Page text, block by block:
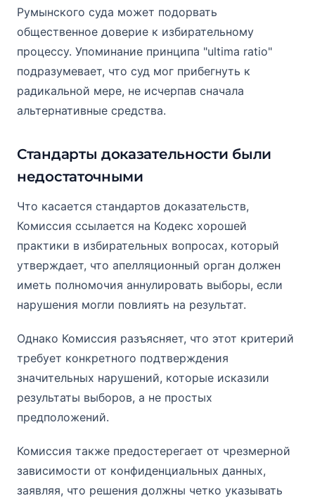
Румынского суда может подорвать
общественное доверие к избирательному
процессу. Упоминание принципа "ultima ratio"
подразумевает, что суд мог прибегнуть к
радикальной мере, не исчерпав сначала
альтернативные средства.
Стандарты доказательности были
недостаточными
Что касается стандартов доказательств,
Комиссия ссылается на Кодекс хорошей
практики в избирательных вопросах, который
утверждает, что апелляционный орган должен
иметь полномочия аннулировать выборы, если
нарушения могли повлиять на результат.
Однако Комиссия разъясняет, что этот критерий
требует конкретного подтверждения
значительных нарушений, которые исказили
результаты выборов, а не простых
предположений.
Комиссия также предостерегает от чрезмерной
зависимости от конфиденциальных данных,
заявляя, что решения должны четко указывать